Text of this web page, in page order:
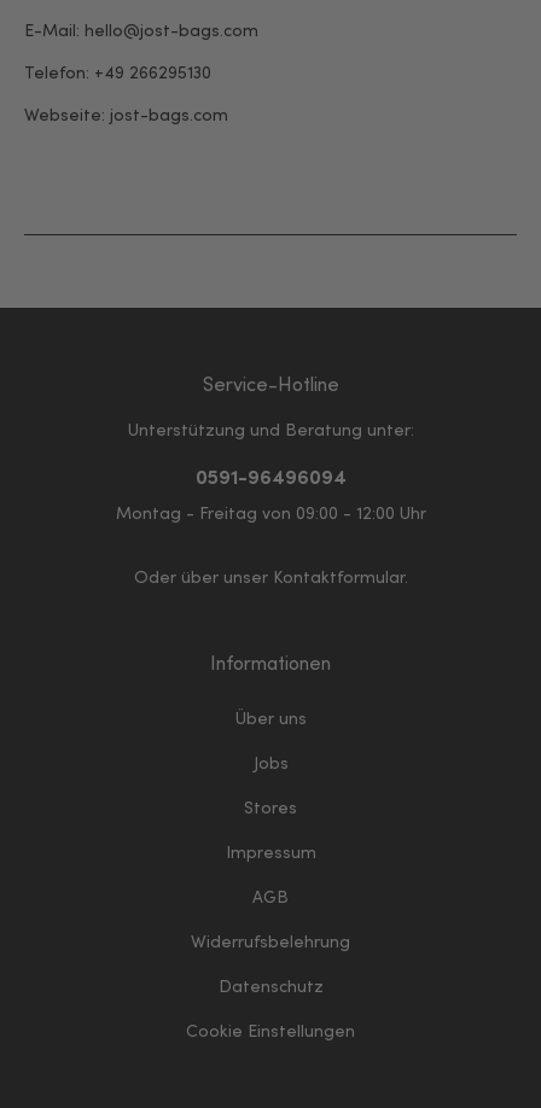
E-Mail: hello@jost-bags.com
Telefon: +49 266295130
Webseite: jost-bags.com
Service-Hotline
Unterstützung und Beratung unter:
0591-96496094
Montag - Freitag von 09:00 - 12:00 Uhr
Oder über unser Kontaktformular.
Informationen
Über uns
Jobs
Stores
Impressum
AGB
Widerrufsbelehrung
Datenschutz
Cookie Einstellungen